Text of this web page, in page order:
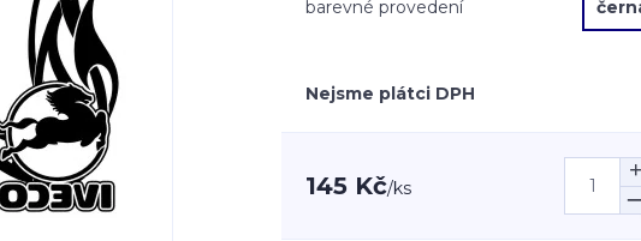
barevné provedení
Nejsme plátci DPH
145 Kč/ks